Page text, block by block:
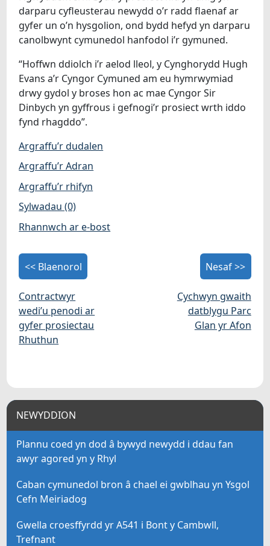
darparu cyfleusterau newydd o’r radd flaenaf ar
gyfer un o’n hysgolion, ond bydd hefyd yn darparu
canolbwynt cymunedol hanfodol i’r gymuned.
“Hoffwn ddiolch i’r aelod lleol, y Cynghorydd Hugh
Evans a’r Cyngor Cymuned am eu hymrwymiad
drwy gydol y broses hon ac mae Cyngor Sir
Dinbych yn gyffrous i gefnogi’r prosiect wrth iddo
fynd rhagddo”.
Argraffu’r dudalen
Argraffu’r Adran
Argraffu’r rhifyn
Sylwadau (0)
Rhannwch ar e-bost
<< Blaenorol
Contractwyr
wedi’u penodi ar
gyfer prosiectau
Rhuthun
Nesaf >>
Cychwyn gwaith
datblygu Parc
Glan yr Afon
NEWYDDION
Plannu coed yn dod â bywyd newydd i ddau fan
awyr agored yn y Rhyl
Caban cymunedol bron â chael ei gwblhau yn Ysgol
Cefn Meiriadog
Gwella croesffyrdd yr A541 i Bont y Cambwll,
Trefnant